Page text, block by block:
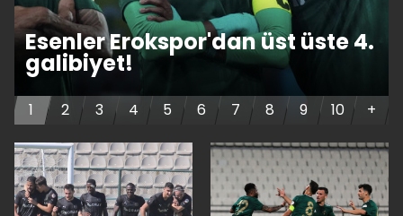
Esenler Erokspor'dan üst üste 4.
galibiyet!
1 2 3 4 5 6 7 8 9 10 +